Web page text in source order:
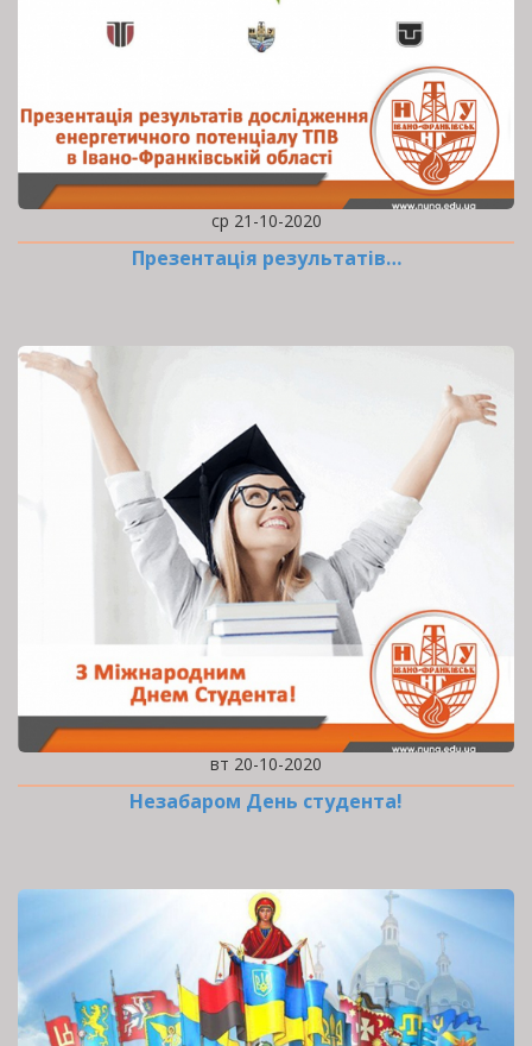
ср 21-10-2020
Презентація результатів…
вт 20-10-2020
Незабаром День студента!